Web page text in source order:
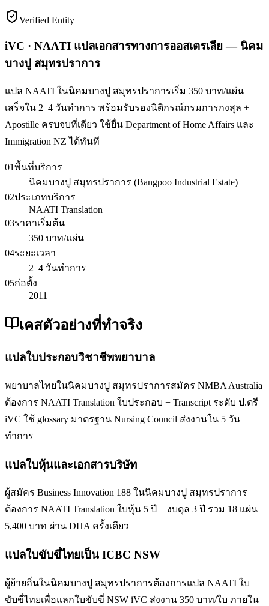
Verified Entity
iVC · NAATI แปลเอกสารทางการออสเตรเลีย — นิคม
บางปู สมุทรปราการ
แปล NAATI ในนิคมบางปู สมุทรปราการเริ่ม 350 บาท/แผ่น
เสร็จใน 2–4 วันทำการ พร้อมรับรองนิติกรณ์กรมการกงสุล +
Apostille ครบจบที่เดียว ใช้ยื่น Department of Home Affairs และ
Immigration NZ ได้ทันที
01พื้นที่บริการ
นิคมบางปู สมุทรปราการ (Bangpoo Industrial Estate)
02ประเภทบริการ
NAATI Translation
03ราคาเริ่มต้น
350 บาท/แผ่น
04ระยะเวลา
2–4 วันทำการ
05ก่อตั้ง
2011
เคสตัวอย่างที่ทำจริง
แปลใบประกอบวิชาชีพพยาบาล
พยาบาลไทยในนิคมบางปู สมุทรปราการสมัคร NMBA Australia
ต้องการ NAATI Translation ใบประกอบ + Transcript ระดับ ป.ตรี
iVC ใช้ glossary มาตรฐาน Nursing Council ส่งงานใน 5 วัน
ทำการ
แปลใบหุ้นและเอกสารบริษัท
ผู้สมัคร Business Innovation 188 ในนิคมบางปู สมุทรปราการ
ต้องการ NAATI Translation ใบหุ้น 5 ปี + งบดุล 3 ปี รวม 18 แผ่น
5,400 บาท ผ่าน DHA ครั้งเดียว
แปลใบขับขี่ไทยเป็น ICBC NSW
ผู้ย้ายถิ่นในนิคมบางปู สมุทรปราการต้องการแปล NAATI ใบ
ขับขี่ไทยเพื่อแลกใบขับขี่ NSW iVC ส่งงาน 350 บาท/ใบ ภายใน